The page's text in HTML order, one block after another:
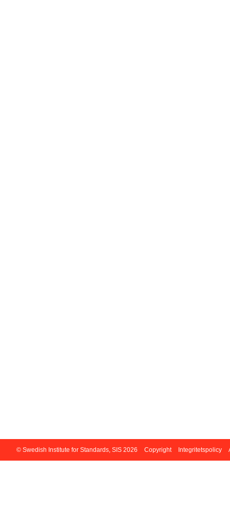
© Swedish Institute for Standards, SIS 2026 Copyright Integritetspolicy